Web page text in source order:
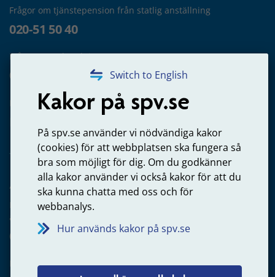
Switch to English
Kakor på spv.se
På spv.se använder vi nödvändiga kakor
(cookies) för att webbplatsen ska fungera så
bra som möjligt för dig. Om du godkänner
alla kakor använder vi också kakor för att du
ska kunna chatta med oss och för
webbanalys.
Hur används kakor på spv.se
Frågor om tjänstepension från statlig anställning
020-51 50 40
Frågor om utbetalning
020-65 00 65
Kontakta oss
Arbetsgivare
Frågor om administration av tjänstepension från statlig
anställning
060-18 75 03
Kontakta oss